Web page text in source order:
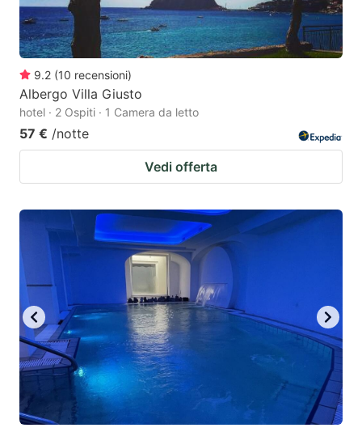
9.2 (10 recensioni)
Albergo Villa Giusto
hotel · 2 Ospiti · 1 Camera da letto
57 € /notte
Vedi offerta